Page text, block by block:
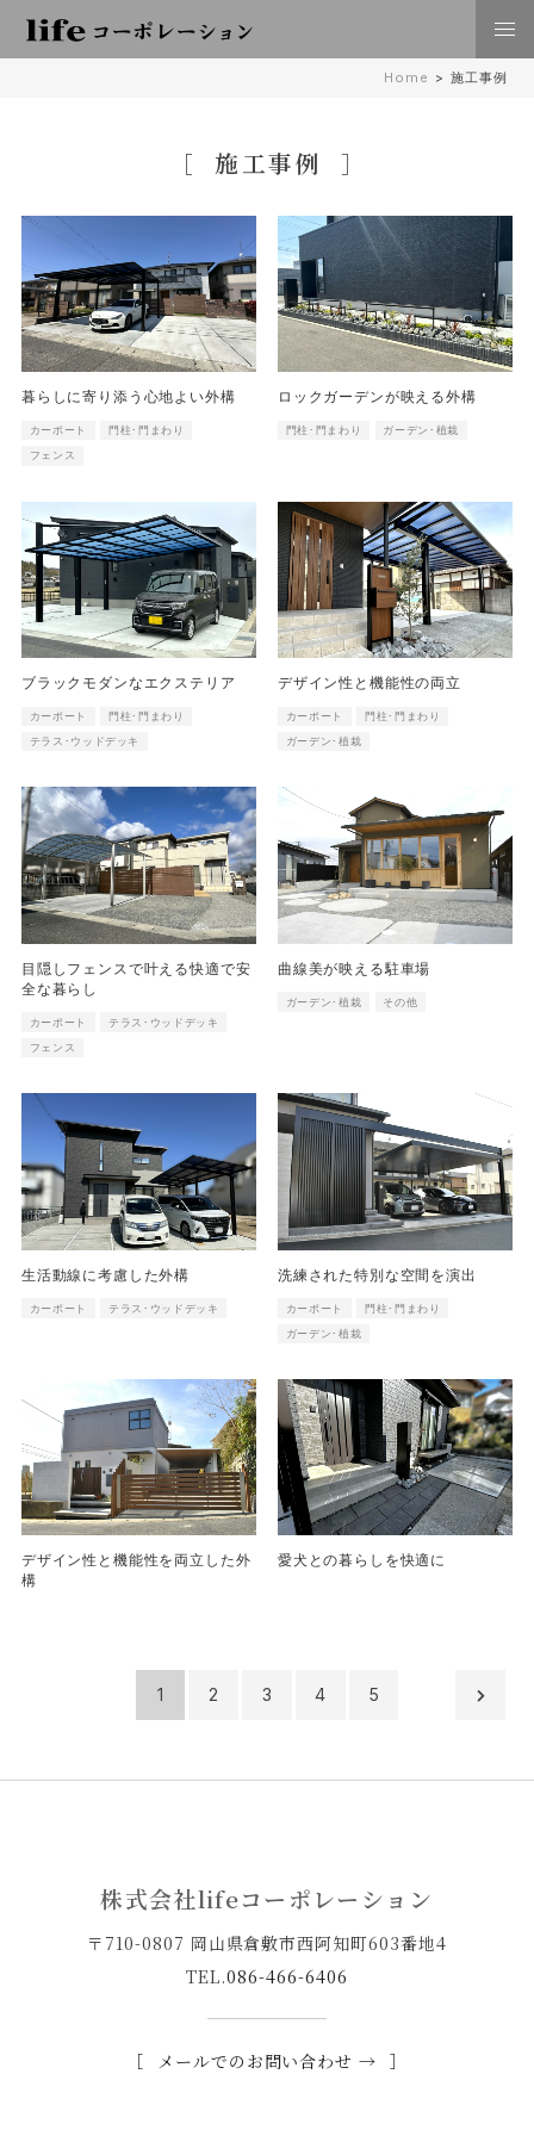
Home > 施工事例
施工事例
暮らしに寄り添う心地よい外構
カーポート
門柱･門まわり
フェンス
ロックガーデンが映える外構
門柱･門まわり ガーデン･植栽
ブラックモダンなエクステリア
カーポート
門柱･門まわり
テラス･ウッドデッキ
デザイン性と機能性の両立
カーポート
門柱･門まわり
ガーデン･植栽
目隠しフェンスで叶える快適で安
全な暮らし
カーポート
テラス･ウッドデッキ
フェンス
曲線美が映える駐車場
ガーデン･植栽 その他
生活動線に考慮した外構
カーポート テラス･ウッドデッキ
洗練された特別な空間を演出
カーポート
門柱･門まわり
ガーデン･植栽
デザイン性と機能性を両立した外
構
愛犬との暮らしを快適に
1 2 3 4 5
株式会社lifeコーポレーション
〒710-0807 岡山県倉敷市西阿知町603番地4
TEL.086-466-6406
メールでのお問い合わせ →